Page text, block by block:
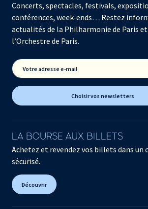
Concerts, spectacles, festivals,
conférences, week-ends… Restez
actualités de la Philharmonie de Paris et
l’Orchestre de Paris.
Votre adresse e-mail
Choisir vos newsletters
LA BOURSE AUX BILLETS
Achetez et revendez vos billets dans un
sécurisé.
Découvrir